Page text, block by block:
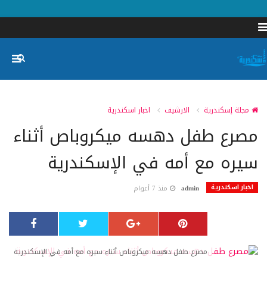
مجلة إسكندرية الارشيف اخبار اسكندرية
مصرع طفل دهسه ميكروباص أثناء
سيره مع أمه في الإسكندرية
اخبار اسكندرية admin منذ 7 أعوام
مصرع طفل دهسه ميكروباص أثناء سيره مع أمه في الإسكندرية